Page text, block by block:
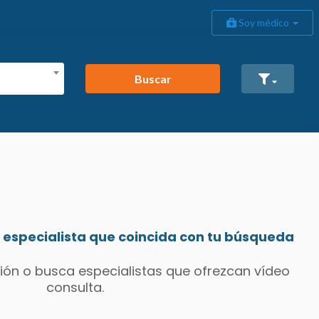
Soy médico
Buscar
que coincida con tu búsqueda
o busca especialistas que ofrezcan vídeo
consulta.